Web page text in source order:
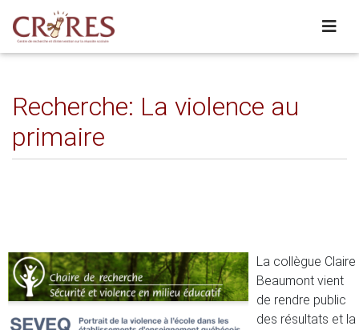
Recherche: La violence au
primaire
La collègue Claire
Beaumont vient
de rendre public
des résultats et la